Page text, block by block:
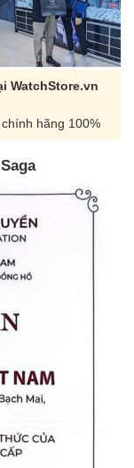
WatchStore.vn
hãng 100%